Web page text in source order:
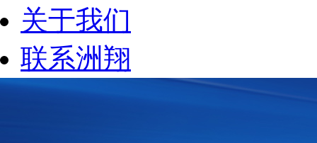
关于我们
联系洲翔